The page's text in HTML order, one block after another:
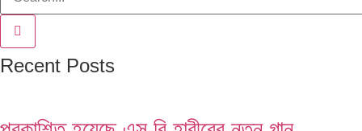
Recent Posts